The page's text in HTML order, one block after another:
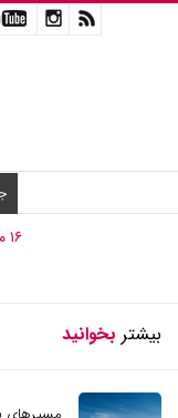
۱۶ مرداد ۱۴۰۵ /
بیشتر بخوانید